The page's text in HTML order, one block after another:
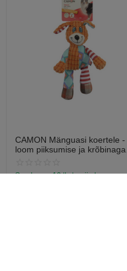
CAMON Mänguasi koertele -
loom piiksumise ja krõbinaga
Saadavus: 19 tk. tarnija laos